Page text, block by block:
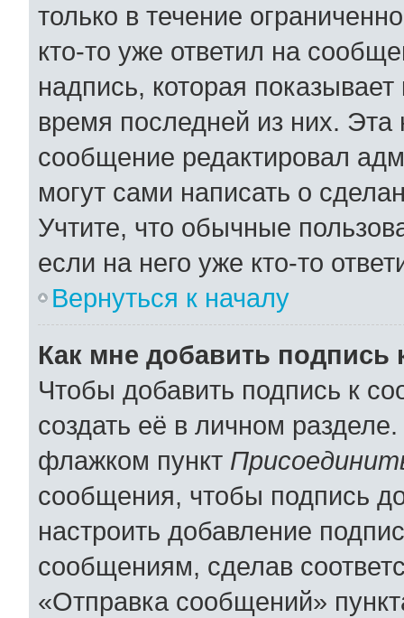
только в течение
кто-то уже ответил на
надпись, которая
время последней из них. Эта
сообщение редактировал
могут сами написать о
Учтите, что обычные
если на него уже кто-то
Вернуться к началу
Как мне добавить
Чтобы добавить подпись к
создать её в личном
флажком пункт
сообщения, чтобы подпись
настроить добавление
сообщениям, сделав
«Отправка сообщений»